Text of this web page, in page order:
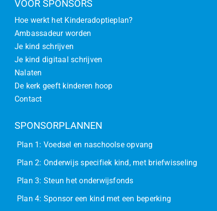
VOOR SPONSORS
Hoe werkt het Kinderadoptieplan?
Ambassadeur worden
Je kind schrijven
Je kind digitaal schrijven
Nalaten
De kerk geeft kinderen hoop
Contact
SPONSORPLANNEN
Plan 1: Voedsel en naschoolse opvang
Plan 2: Onderwijs specifiek kind, met briefwisseling
Plan 3: Steun het onderwijsfonds
Plan 4: Sponsor een kind met een beperking